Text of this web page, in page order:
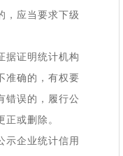
，应当要求下级
证明统计机构
准确的，有权要
错误的，履行公
或删除。
企业统计信用